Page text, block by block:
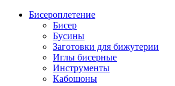
Бисероплетение
Бисер
Бусины
Заготовки для бижутерии
Иглы бисерные
Инструменты
Кабошоны